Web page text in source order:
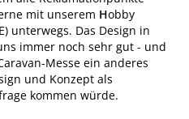
mit unserem Hobby
unterwegs. Das Design in
immer noch sehr gut - und
Messe ein anderes
und Konzept als
kommen würde.